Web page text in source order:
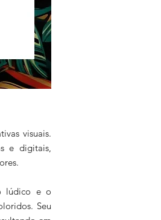
visuais.
e digitais,
lúdico e o
Seu